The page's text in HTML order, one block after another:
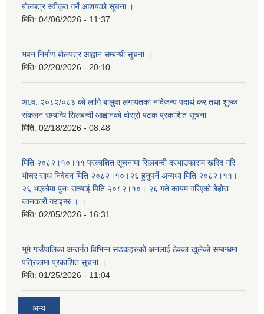
बोलपत्र स्वीकृत गर्ने आशयको सूचना ।
मिति: 04/06/2026 - 11:37
भवन निर्माण बोलपत्र आह्वान सम्बन्धी सूचना ।
मिति: 02/20/2026 - 20:10
आ.व. २०८२/०८३ को लागि बालुवा लगायतका नदिजन्य पदार्थ कर तथा शुल्क
संकलन सम्बन्धि सिलबन्दी आह्वानको दोस्रो पटक प्रकाशित सूचना
मिति: 02/18/2026 - 08:48
मिति २०८२।१०।११ प्रकाशित सूचनामा सिलबन्दी दरभाउफाराम खरिद गरि
भौचर साथ निवेदन मिति २०८२।१०।२६ हुनुपर्ने अन्यथा मिति २०८२।११।
२६ भएकोमा पुनः सच्याई मिति २०८२।१०। २६ गते कायम गरिएको बेहोरा
जानकारी गराइन्छ । ।
मिति: 02/05/2026 - 16:31
भूमे गाउँपालिका अन्तर्गत विभिन्न सडकहरुको अनलाई ठेक्का खुलेको सम्बन्धमा
पत्रिकामा प्रकाशित सूचना ।
मिति: 01/25/2026 - 11:04
अन्य